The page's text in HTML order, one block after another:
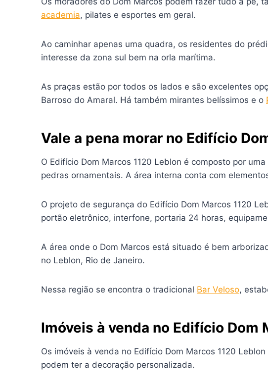
academia, pilates e esportes em geral.
Ao caminhar apenas uma quadra, os residentes do
interesse da zona sul bem na orla marítima.
As praças estão por todos os lados e são excelentes
Barroso do Amaral. Há também mirantes belíssimos e o
Vale a pena morar no Edifício
O Edifício Dom Marcos 1120 Leblon é composto por
pedras ornamentais. A área interna conta com
O projeto de segurança do Edifício Dom Marcos 1120
portão eletrônico, interfone, portaria 24 horas,
A área onde o Dom Marcos está situado é bem
no Leblon, Rio de Janeiro.
Nessa região se encontra o tradicional Bar Veloso,
Imóveis à venda no Edifício Dom
Os imóveis à venda no Edifício Dom Marcos 1120
podem ter a decoração personalizada.